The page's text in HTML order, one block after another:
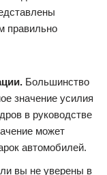
правильно
Большинство
значение усилия
в руководстве
может
автомобилей.
вы не уверены в